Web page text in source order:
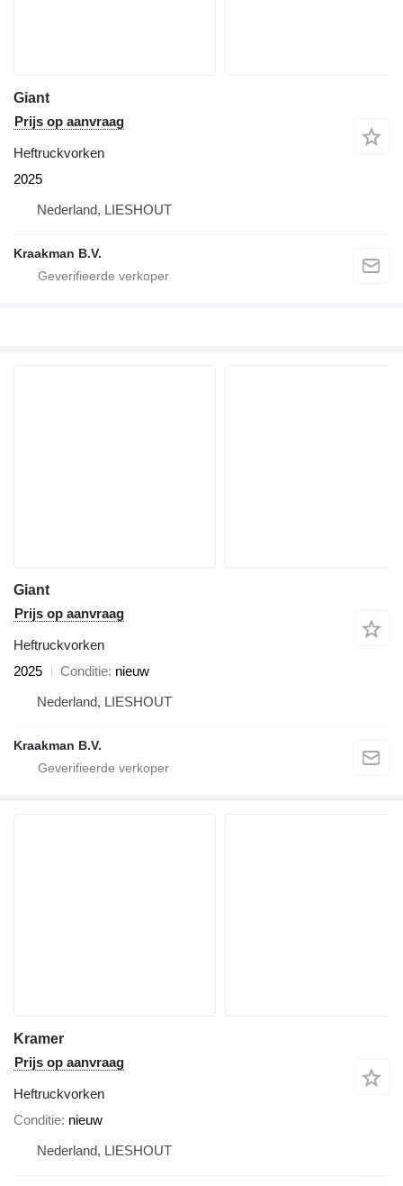
Giant
Prijs op aanvraag
Heftruckvorken
2025
Nederland, LIESHOUT
Kraakman B.V.
Giant
Prijs op aanvraag
Heftruckvorken
2025
Conditie nieuw
Nederland, LIESHOUT
Kraakman B.V.
Kramer
Prijs op aanvraag
Heftruckvorken
Conditie nieuw
Nederland, LIESHOUT